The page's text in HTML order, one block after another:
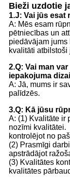
Bieži uzdotie
1.J: Vai jūs esat
A: Mēs esam
pētniecības un
piedāvājam
kvalitāti atbilstoši
2.Q: Vai man
iepakojuma
A: Jā, mums ir
palīdzēs.
3.Q: Kā jūsu
A: (1) Kvalitāte ir
nozīmi kvalitātei.
kontrolējot no
(2) Prasmīgi
apstrādājot
(3) Kvalitātes
kvalitātes